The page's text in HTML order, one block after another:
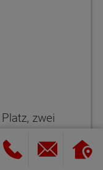
zwei
direkter